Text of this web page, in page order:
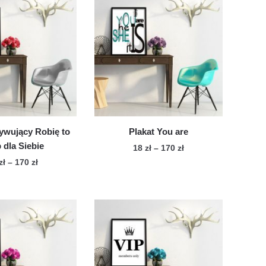
Robię to
dla Siebie
– 170złZakres
do
170 zł
produkt
ma
wariantów.
Opcje
Plakat You are
18 zł – 170 złZakres
170 zł
ma
wiele
wariantów.
można